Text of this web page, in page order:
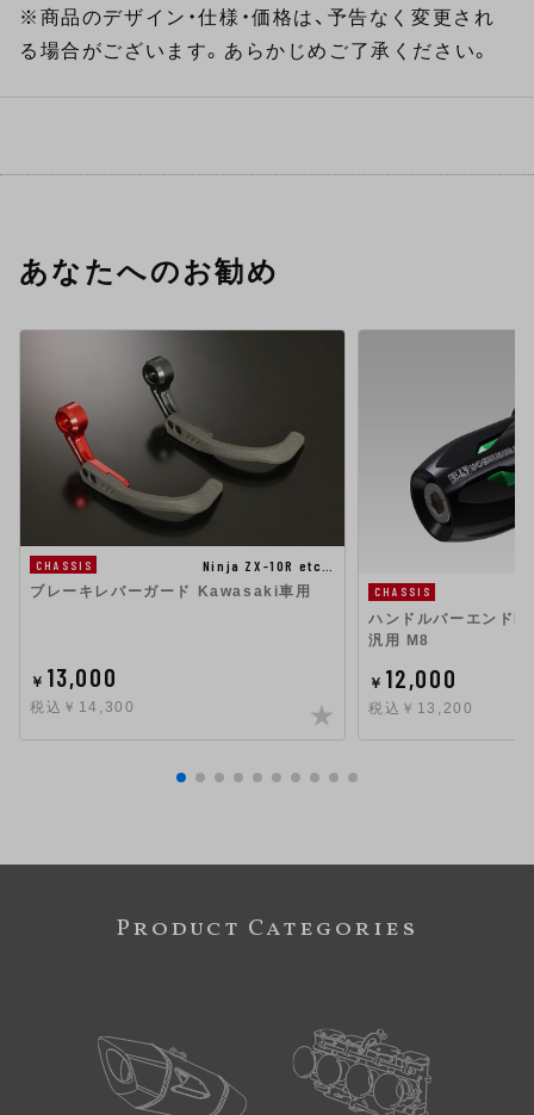
※商品のデザイン・仕様・価格は、予告なく変更され
る場合がございます。あらかじめご了承ください。
あなたへのお勧め
CHASSIS
Ninja ZX-10R etc…
ブレーキレバーガード Kawasaki車用
￥ 13,000
税込￥14,300
CHASSIS
ハンドルバーエンド
汎用 M8
￥ 12,000
税込￥13,200
Product Categories